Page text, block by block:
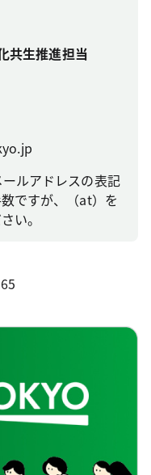
共生推進担当
ルアドレスの表記
ですが、（at）を
い。